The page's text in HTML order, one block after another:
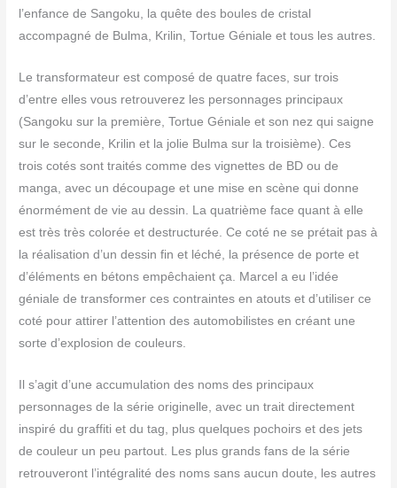
l’enfance de Sangoku, la quête des boules de cristal
accompagné de Bulma, Krilin, Tortue Géniale et tous les autres.
Le transformateur est composé de quatre faces, sur trois
d’entre elles vous retrouverez les personnages principaux
(Sangoku sur la première, Tortue Géniale et son nez qui saigne
sur le seconde, Krilin et la jolie Bulma sur la troisième). Ces
trois cotés sont traités comme des vignettes de BD ou de
manga, avec un découpage et une mise en scène qui donne
énormément de vie au dessin. La quatrième face quant à elle
est très très colorée et destructurée. Ce coté ne se prétait pas à
la réalisation d’un dessin fin et léché, la présence de porte et
d’éléments en bétons empêchaient ça. Marcel a eu l’idée
géniale de transformer ces contraintes en atouts et d’utiliser ce
coté pour attirer l’attention des automobilistes en créant une
sorte d’explosion de couleurs.
Il s’agit d’une accumulation des noms des principaux
personnages de la série originelle, avec un trait directement
inspiré du graffiti et du tag, plus quelques pochoirs et des jets
de couleur un peu partout. Les plus grands fans de la série
retrouveront l’intégralité des noms sans aucun doute, les autres